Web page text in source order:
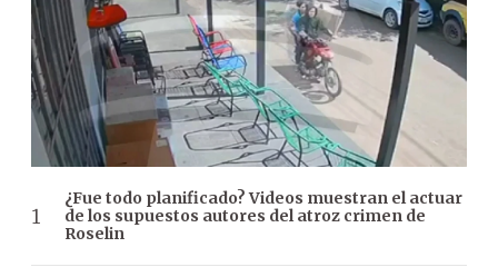
¿Fue todo planificado? Videos muestran el actuar
de los supuestos autores del atroz crimen de
Roselin